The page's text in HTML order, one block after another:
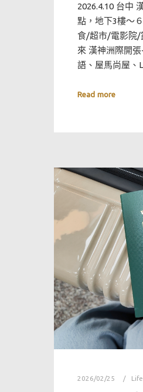
2026.4.10 台中
點，地下3樓～
食/超市/電影院/
來 漢神洲際開
語、屋馬尚屋
Read more
2026/02/25